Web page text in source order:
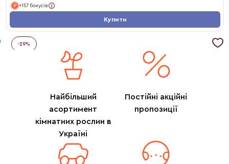
+157 бонусів
Купити
-29%
Найбільший
асортимент
кімнатних рослин в
Україні
Постійні акційні
пропозиції